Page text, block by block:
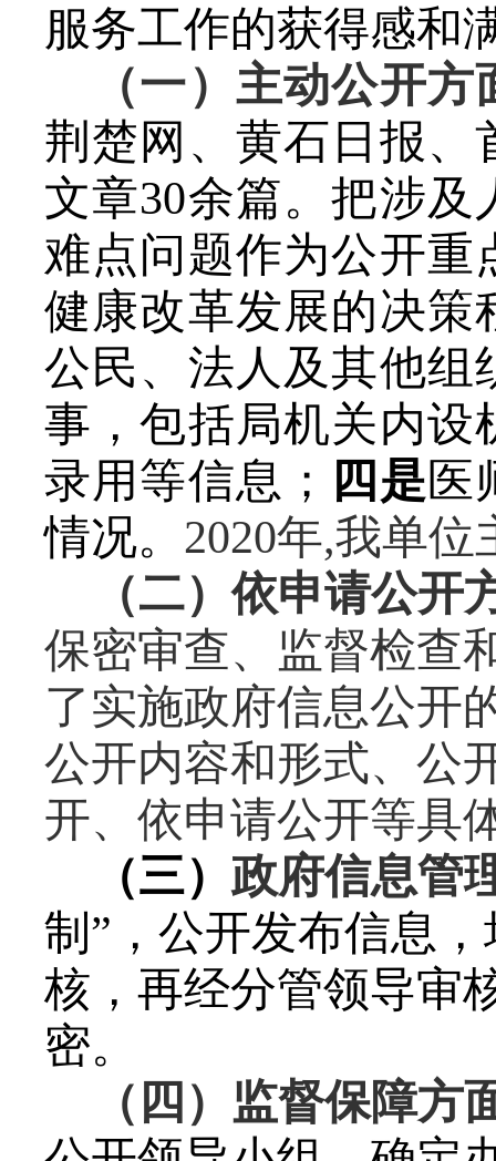
服务工作的获得感和
（一）主动公开方
荆楚网 、 黄石日报、
文章30余篇。把涉及
难点问题作为公开重
健康改革发展的决策
公民、法人及其他组
事，包括局机关内设
录用等信息；
四是医
情况。 2020年,我单位
（二）依申请公开
保密审查、监督检查
了实施政府信息公开
公开内容和形式、公
开、依申请公开等具
（三）政府信息管
制”，公开发布信息
核，再经分管领导审
密。
（四）监督保障方